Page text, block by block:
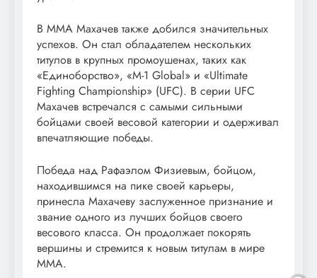
В ММА Махачев также добился значительных
успехов. Он стал обладателем нескольких
титулов в крупных промоушенах, таких как
«Единоборство», «M-1 Global» и «Ultimate
Fighting Championship» (UFC). В серии UFC
Махачев встречался с самыми сильными
бойцами своей весовой категории и одерживал
впечатляющие победы.
Победа над Рафаэлом Физиевым, бойцом,
находившимся на пике своей карьеры,
принесла Махачеву заслуженное признание и
звание одного из лучших бойцов своего
весового класса. Он продолжает покорять
вершины и стремится к новым титулам в мире
ММА.